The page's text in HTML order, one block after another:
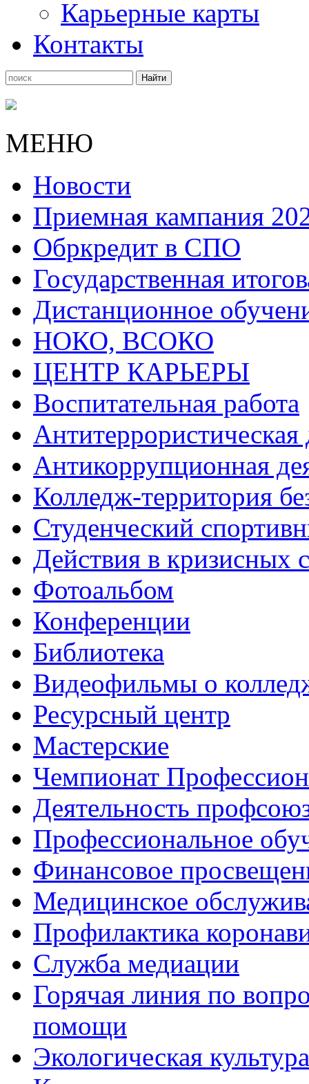
Карьерные карты
Контакты
МЕНЮ
Новости
Приемная кампания
Обркредит в СПО
Государственная
Дистанционное
НОКО, ВСОКО
ЦЕНТР КАРЬЕРЫ
Воспитательная работа
Антитеррористическая
Антикоррупционная
Колледж-территория
Студенческий
Действия в кризисных
Фотоальбом
Конференции
Библиотека
Видеофильмы о
Ресурсный центр
Мастерские
Чемпионат
Деятельность
Профессиональное
Финансовое
Медицинское
Профилактика
Служба медиации
Горячая линия по
помощи
Экологическая культура